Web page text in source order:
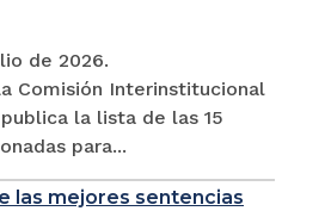
de 2026.
Comisión Interinstitucional
la lista de las 15
para...
las mejores sentencias